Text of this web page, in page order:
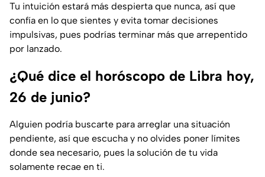
Tu intuición estará más despierta que nunca, así que
confía en lo que sientes y evita tomar decisiones
impulsivas, pues podrías terminar más que arrepentido
por lanzado.
¿Qué dice el horóscopo de Libra hoy,
26 de junio?
Alguien podría buscarte para arreglar una situación
pendiente, así que escucha y no olvides poner límites
donde sea necesario, pues la solución de tu vida
solamente recae en ti.